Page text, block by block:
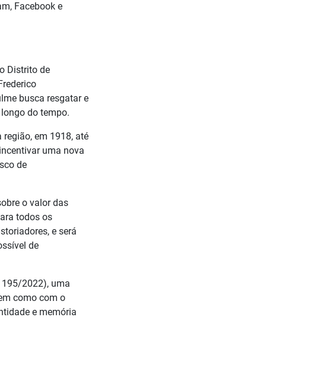
Facebook e
Distrito de
busca resgatar e
do tempo.
em 1918, até
uma nova
de
o valor das
todos os
e será
de
195/2022), uma
como com o
e memória